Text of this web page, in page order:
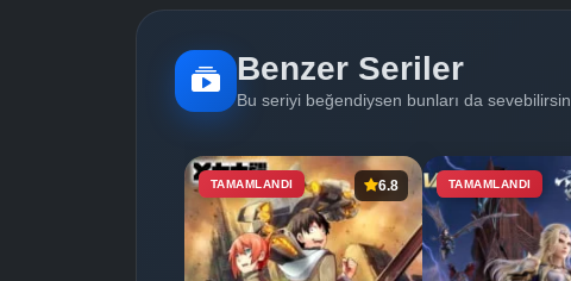
Benzer Seriler
Bu seriyi beğendiysen bunları da sevebilirsin
TAMAMLANDI 6.8 TAMAMLANDI